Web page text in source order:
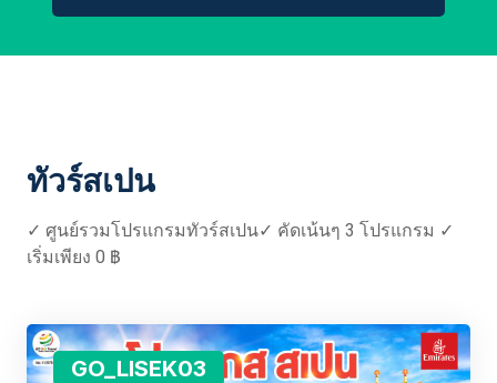
ทัวร์สเปน
✓ ศูนย์รวมโปรแกรมทัวร์สเปน✓ คัดเน้นๆ 3 โปรแกรม ✓
เริ่มเพียง 0 ฿
GO_LISEK03